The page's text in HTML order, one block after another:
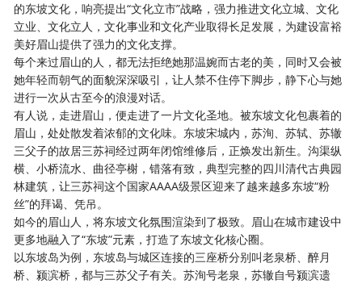
的东坡文化，响亮提出“文化立市”战略，强力推进文化立城、文化
立业、文化立人，文化事业和文化产业取得长足发展，为建设富裕
美好眉山提供了强力的文化支撑。
每个来过眉山的人，都无法拒绝她那温婉而古老的美，同时又会被
她年轻而朝气的面貌深深吸引，让人禁不住停下脚步，静下心与她
进行一次从古至今的浪漫对话。
有人说，走进眉山，便走进了一片文化圣地。被东坡文化包裹着的
眉山，处处散发着浓郁的文化味。东坡宋城内，苏洵、苏轼、苏辙
三父子的故居三苏祠经过两年闭馆维修后，正焕发出新生。沟渠纵
横、小桥流水、曲径亭榭，错落有致，典型完整的四川清代古典园
林建筑，让三苏祠这个国家AAAA级景区迎来了越来越多东坡“粉
丝”的拜谒、凭吊。
如今的眉山人，将东坡文化氛围渲染到了极致。眉山在城市建设中
更多地融入了“东坡”元素，打造了东坡文化核心圈。
以东坡岛为例，东坡岛与城区连接的三座桥分别叫老泉桥、醉月
桥、颍滨桥，都与三苏父子有关。苏洵号老泉，苏辙自号颍滨遗